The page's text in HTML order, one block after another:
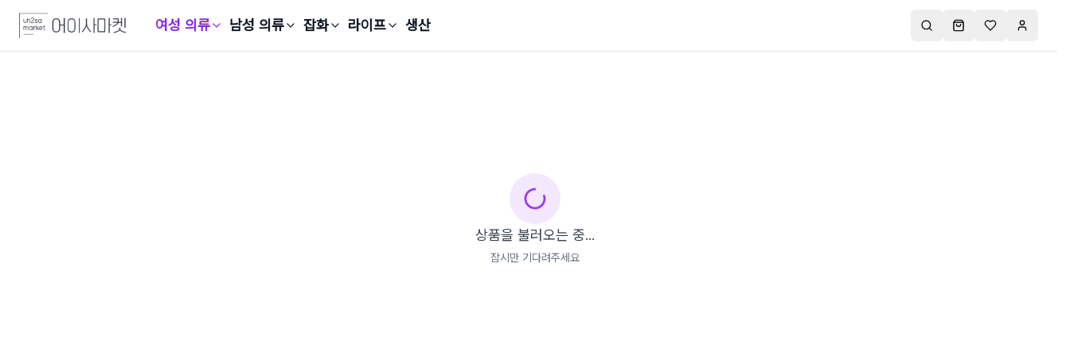
여성 의류 남성 의류 잡화 라이프 생산
상품을 불러오는 중...
잠시만 기다려주세요